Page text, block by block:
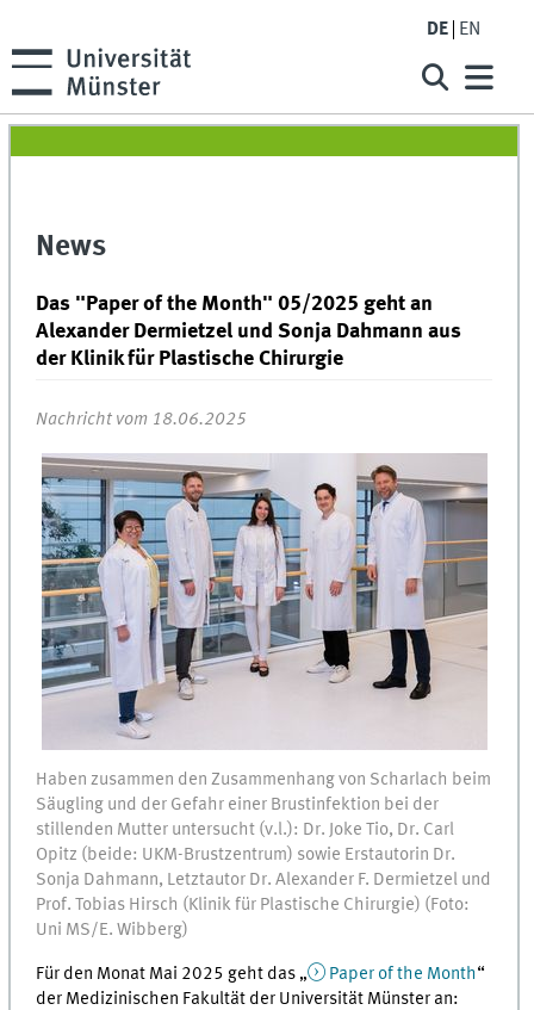
DE EN
News
Das "Paper of the Month" 05/2025 geht an
Alexander Dermietzel und Sonja Dahmann aus
der Klinik für Plastische Chirurgie
Nachricht vom 18.06.2025
Haben zusammen den Zusammenhang von Scharlach beim
Säugling und der Gefahr einer Brustinfektion bei der
stillenden Mutter untersucht (v.l.): Dr. Joke Tio, Dr. Carl
Opitz (beide: UKM-Brustzentrum) sowie Erstautorin Dr.
Sonja Dahmann, Letztautor Dr. Alexander F. Dermietzel und
Prof. Tobias Hirsch (Klinik für Plastische Chirurgie) (Foto:
Uni MS/E. Wibberg)
Für den Monat Mai 2025 geht das „ Paper of the Month“
der Medizinischen Fakultät der Universität Münster an: